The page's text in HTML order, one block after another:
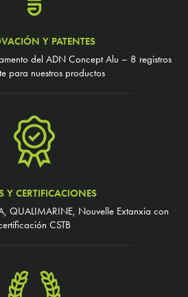
Y PATENTES
del ADN Concept Alu – 8 registros
para nuestros productos
Y CERTIFICACIONES
QUALIMARINE, Nouvelle Extanxia con
CSTB